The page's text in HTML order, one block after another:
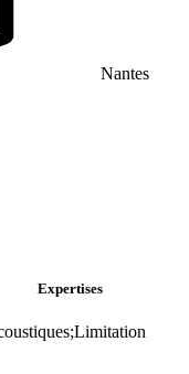
Nantes
Expertises